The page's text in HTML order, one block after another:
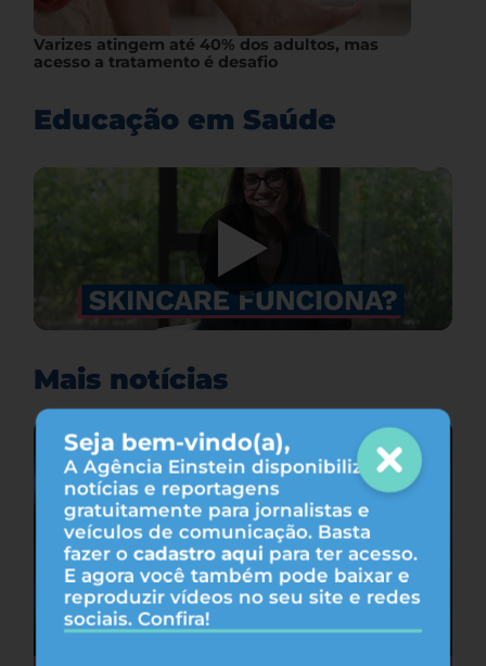
Seja bem-vindo(a),
A Agência Einstein disponibiliza
notícias e reportagens
gratuitamente para jornalistas e
veículos de comunicação. Basta
fazer o cadastro aqui para ter acesso.
E agora você também pode baixar e
reproduzir vídeos no seu site e redes
sociais. Confira!
Varizes atingem até 40% dos adultos, mas
acesso a tratamento é desafio
Educação em Saúde
Mais notícias